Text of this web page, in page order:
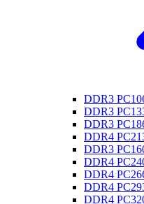
DDR3
DDR3
DDR3
DDR4
DDR3
DDR4
DDR4
DDR4
DDR4